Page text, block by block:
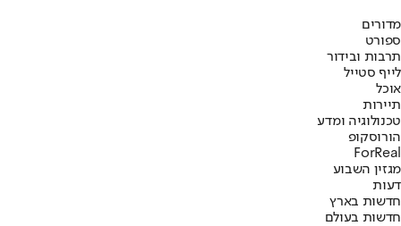
מדורים
ספורט
תרבות ובידור
לייף סטייל
אוכל
תיירות
טכנולוגיה ומדע
הורוסקופ
ForReal
מגזין השבוע
דעות
חדשות בארץ
חדשות בעולם